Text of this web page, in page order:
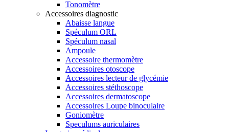
Tonomètre
Accessoires diagnostic
Abaisse langue
Spéculum ORL
Spéculum nasal
Ampoule
Accessoire thermomètre
Accessoires otoscope
Accessoires lecteur de glycémie
Accessoires stéthoscope
Accessoires dermatoscope
Accessoires Loupe binoculaire
Goniomètre
Speculums auriculaires